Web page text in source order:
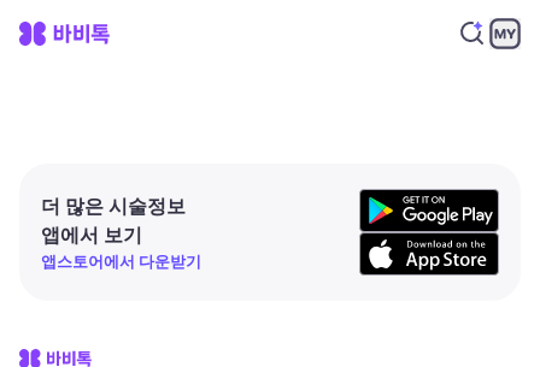
더 많은 시술정보
앱에서 보기
앱스토어에서 다운받기